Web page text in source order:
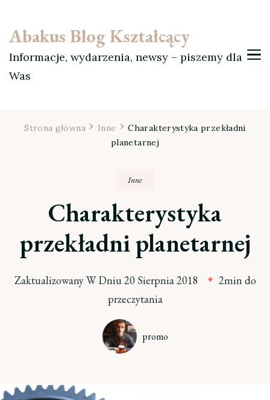
Abakus Blog Kształcący
Informacje, wydarzenia, newsy – piszemy dla
Was
Strona główna Inne
Charakterystyka przekładni
planetarnej
Inne
Charakterystyka
przekładni planetarnej
Zaktualizowany W Dniu20 Sierpnia 2018
2min do
przeczytania
promo